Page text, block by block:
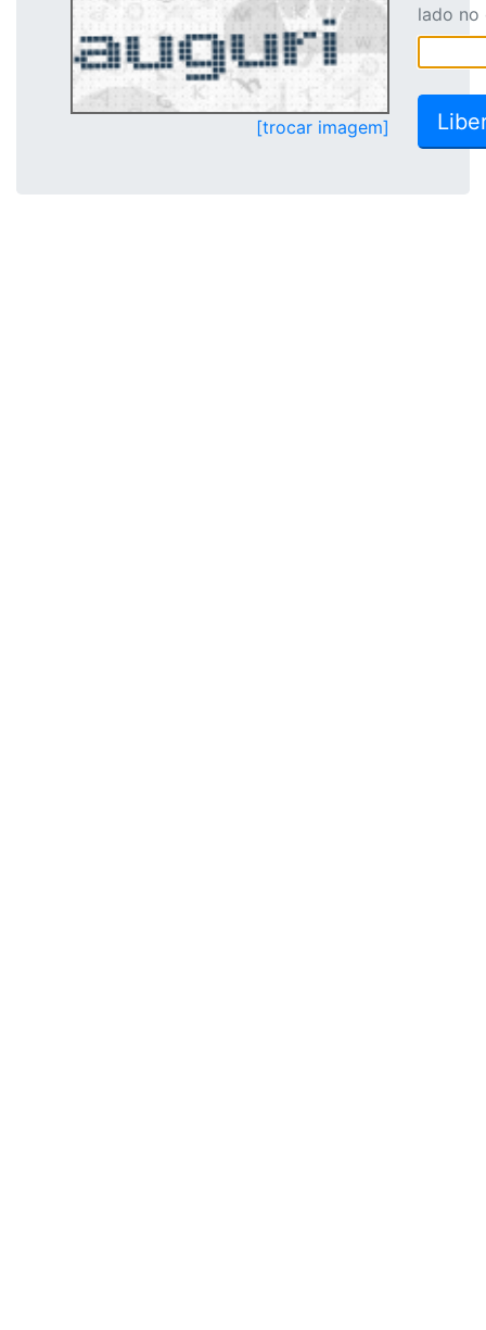
[trocar imagem]
lado no